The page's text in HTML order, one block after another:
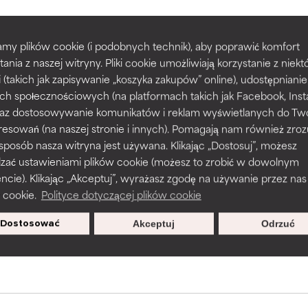
plików cookie (i podobnych technik), aby poprawić komfort
z naszej witryny. Pliki cookie umożliwiają korzystanie z
jak zapisywanie „koszyka zakupów” online),
społecznościowych (na platformach takich jak Facebook,
dostosowywanie komunikatów i reklam wyświetlanych do
(na naszej stronie i innych). Pomagają nam również
nasza witryna jest używana. Klikając „Dostosuj”, możesz
ustawieniami plików cookie (możesz to zrobić w dowolnym
Klikając „Akceptuj”, wyrażasz zgodę na używanie przez nas
Polityce dotyczącej plików cookie
Dostosować Odrzuć
Akceptuj
POWRÓT DO WYSZUKIWANIA
to assess ingredients in this dictionary. Regulations
tekstury, stabilności lub penetracji formuły.
ale może mieć problemy estetyczne, stabilności lub inne,
użyteczność.
podrażnienia. Ryzyko wzrasta w połączeniu z innymi
składnikami.
podrażnienie, stan zapalny, suchość itp. Może przynosić
tekstury, stabilności lub penetracji formuły.
ale może mieć problemy estetyczne, stabilności lub inne,
użyteczność.
podrażnienia. Ryzyko wzrasta w połączeniu z innymi
składnikami.
podrażnienie, stan zapalny, suchość itp. Może przynosić
się, aby otrzymywać wyjątkowe
oferty.